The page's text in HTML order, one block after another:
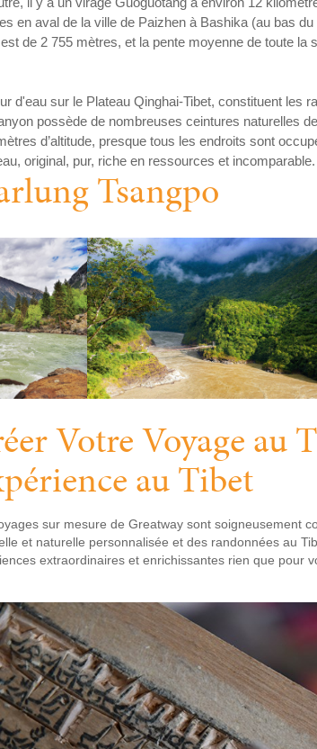
en aval de la ville de Paizhen à Bashika (au bas
de 2 755 mètres, et la pente moyenne de toute
d'eau sur le Plateau Qinghai-Tibet, constituent les
possède de nombreuses ceintures naturelles
d’altitude, presque tous les endroits sont
original, pur, riche en ressources et incomparable.
Tsangpo
Votre Voyage au
au Tibet
sur mesure de Greatway sont soigneusement
et naturelle personnalisée et des randonnées au
extraordinaires et enrichissantes rien que pour